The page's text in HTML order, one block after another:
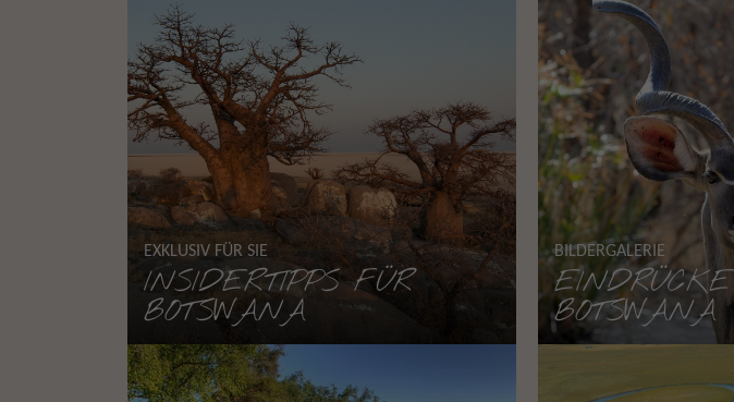
EXKLUSIV FÜR SIE
INSIDERTIPPS FÜR
BOTSWANA
BILDERGALERIE
BOTSWANA